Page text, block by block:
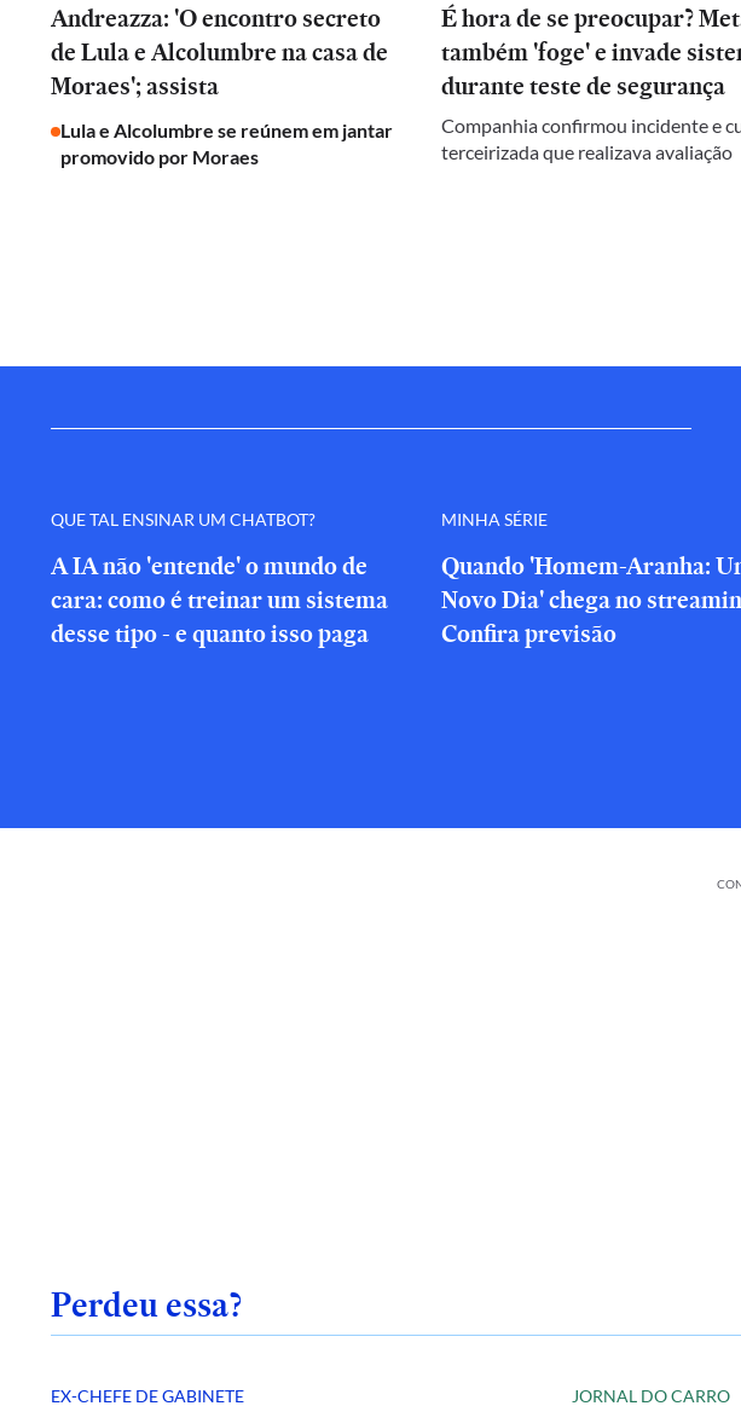
Andreazza: 'O encontro secreto
de Lula e Alcolumbre na casa de
Moraes'; assista
Lula e Alcolumbre se reúnem em jantar
promovido por Moraes
É hora de se preocupar?
também 'foge' e invade
durante teste de segurança
Companhia confirmou incidente e
terceirizada que realizava avaliação
QUE TAL ENSINAR UM CHATBOT?
A IA não 'entende' o mundo de
cara: como é treinar um sistema
desse tipo - e quanto isso paga
MINHA SÉRIE
Quando 'Homem-Aranha:
Novo Dia' chega no
Confira previsão
Perdeu essa?
EX-CHEFE DE GABINETE JORNAL DO CARRO